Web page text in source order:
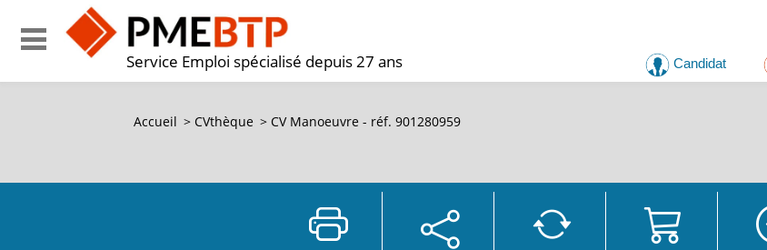
Service Emploi spécialisé depuis 27 ans Candidat
Accueil > CVthèque > CV Manoeuvre - réf. 901280959